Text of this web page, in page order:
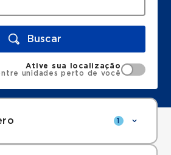
Buscar
Ative sua localização
unidades perto de você
1